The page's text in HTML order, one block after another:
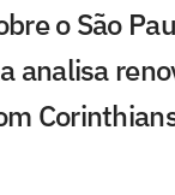
o São
analisa